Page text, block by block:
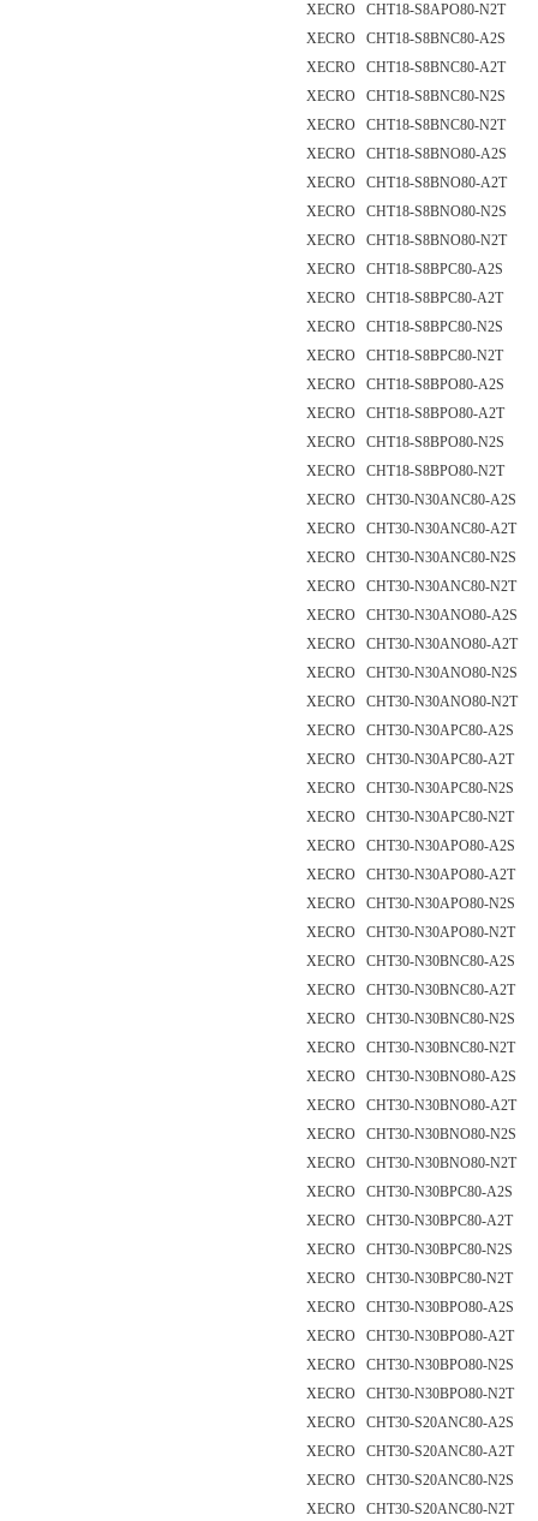
XECRO CHT18-S8APO80-N2T
XECRO CHT18-S8BNC80-A2S
XECRO CHT18-S8BNC80-A2T
XECRO CHT18-S8BNC80-N2S
XECRO CHT18-S8BNC80-N2T
XECRO CHT18-S8BNO80-A2S
XECRO CHT18-S8BNO80-A2T
XECRO CHT18-S8BNO80-N2S
XECRO CHT18-S8BNO80-N2T
XECRO CHT18-S8BPC80-A2S
XECRO CHT18-S8BPC80-A2T
XECRO CHT18-S8BPC80-N2S
XECRO CHT18-S8BPC80-N2T
XECRO CHT18-S8BPO80-A2S
XECRO CHT18-S8BPO80-A2T
XECRO CHT18-S8BPO80-N2S
XECRO CHT18-S8BPO80-N2T
XECRO CHT30-N30ANC80-A2S
XECRO CHT30-N30ANC80-A2T
XECRO CHT30-N30ANC80-N2S
XECRO CHT30-N30ANC80-N2T
XECRO CHT30-N30ANO80-A2S
XECRO CHT30-N30ANO80-A2T
XECRO CHT30-N30ANO80-N2S
XECRO CHT30-N30ANO80-N2T
XECRO CHT30-N30APC80-A2S
XECRO CHT30-N30APC80-A2T
XECRO CHT30-N30APC80-N2S
XECRO CHT30-N30APC80-N2T
XECRO CHT30-N30APO80-A2S
XECRO CHT30-N30APO80-A2T
XECRO CHT30-N30APO80-N2S
XECRO CHT30-N30APO80-N2T
XECRO CHT30-N30BNC80-A2S
XECRO CHT30-N30BNC80-A2T
XECRO CHT30-N30BNC80-N2S
XECRO CHT30-N30BNC80-N2T
XECRO CHT30-N30BNO80-A2S
XECRO CHT30-N30BNO80-A2T
XECRO CHT30-N30BNO80-N2S
XECRO CHT30-N30BNO80-N2T
XECRO CHT30-N30BPC80-A2S
XECRO CHT30-N30BPC80-A2T
XECRO CHT30-N30BPC80-N2S
XECRO CHT30-N30BPC80-N2T
XECRO CHT30-N30BPO80-A2S
XECRO CHT30-N30BPO80-A2T
XECRO CHT30-N30BPO80-N2S
XECRO CHT30-N30BPO80-N2T
XECRO CHT30-S20ANC80-A2S
XECRO CHT30-S20ANC80-A2T
XECRO CHT30-S20ANC80-N2S
XECRO CHT30-S20ANC80-N2T